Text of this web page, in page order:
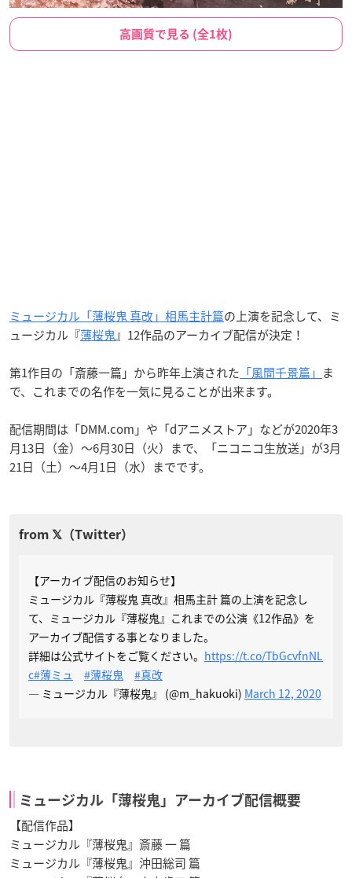
高画質で見る (全1枚)
ミュージカル「薄桜鬼 真改」相馬主計篇の上演を記念して、ミ
ュージカル『薄桜鬼』12作品のアーカイブ配信が決定！
第1作目の「斎藤一篇」から昨年上演された 「風間千景篇」 ま
で、これまでの名作を一気に見ることが出来ます。
配信期間は「DMM.com」や「dアニメストア」などが2020年3
月13日（金）～6月30日（火）まで、「ニコニコ生放送」が3月
21日（土）～4月1日（水）までです。
【アーカイブ配信のお知らせ】
ミュージカル『薄桜鬼 真改』相馬主計 篇の上演を記念し
て、ミュージカル『薄桜鬼』これまでの公演《12作品》を
アーカイブ配信する事となりました。
詳細は公式サイトをご覧ください。 https://t.co/TbGcvfnNL
c#薄ミュ #薄桜鬼
#真改
— ミュージカル『薄桜鬼』 (@m_hakuoki) March 12, 2020
ミュージカル「薄桜鬼」アーカイブ配信概要
【配信作品】
ミュージカル『薄桜鬼』斎藤 一 篇
ミュージカル『薄桜鬼』沖田総司 篇